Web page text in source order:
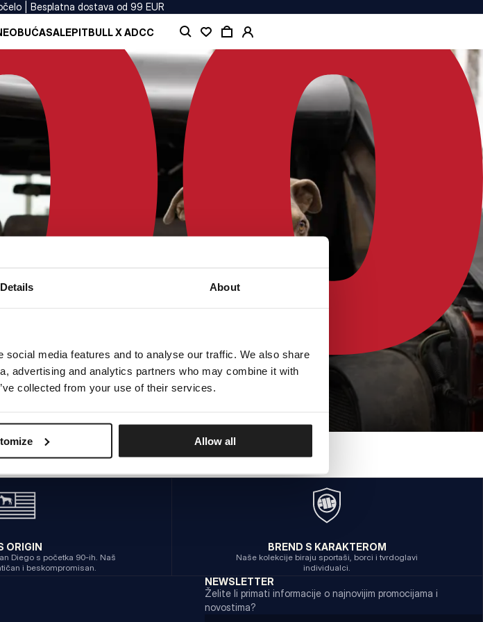
Details About
media features and to analyse our traffic. We also share
advertising and analytics partners who may combine it with
collected from your use of their services.
Allow all
| Besplatna dostava od 99 EUR
OBUĆASALEPITBULL X ADCC
POSLUŽITELJA
STRANICU
ORIGIN
Diego s početka 90-ih. Naš
i beskompromisan.
BREND S KARAKTEROM
Naše kolekcije biraju sportaši, borci i tvrdoglavi
individualci.
NEWSLETTER
Želite li primati informacije o najnovijim promocijama i
novostima?